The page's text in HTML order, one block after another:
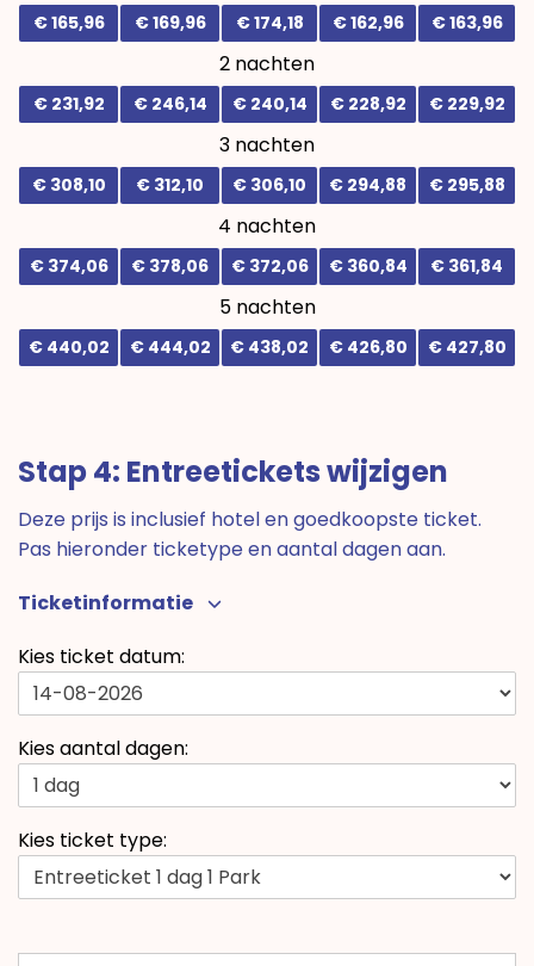
€ 165,96 € 169,96 € 174,18 € 162,96 € 163,96
2 nachten
€ 231,92 € 246,14 € 240,14 € 228,92 € 229,92
3 nachten
€ 308,10 € 312,10 € 306,10 € 294,88 € 295,88
4 nachten
€ 374,06 € 378,06 € 372,06 € 360,84 € 361,84
5 nachten
€ 440,02 € 444,02 € 438,02 € 426,80 € 427,80
Stap 4: Entreetickets wijzigen
Deze prijs is inclusief hotel en goedkoopste ticket.
Pas hieronder ticketype en aantal dagen aan.
Ticketinformatie
Kies ticket datum:
Kies aantal dagen:
Kies ticket type: